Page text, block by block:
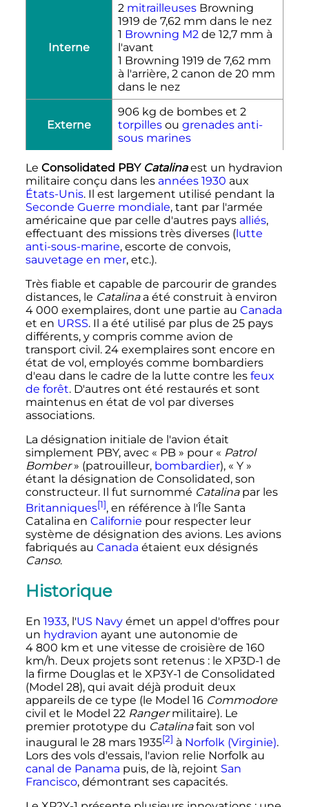
Interne
2 mitrailleuses Browning
1919 de 7,62 mm dans le nez
1 Browning M2 de 12,7 mm à
l'avant
1 Browning 1919 de 7,62 mm
à l'arrière, 2 canon de 20 mm
dans le nez
Externe
906 kg de bombes et 2
torpilles ou grenades anti-
sous marines
Le Consolidated PBY Catalinaest un hydravion
militaire conçu dans les années 1930 aux
États-Unis. Il est largement utilisé pendant la
Seconde Guerre mondiale, tant par l'armée
américaine que par celle d'autres pays alliés,
effectuant des missions très diverses (lutte
anti-sous-marine, escorte de convois,
sauvetage en mer, etc.).
Très fiable et capable de parcourir de grandes
distances, le Catalinaa été construit à environ
4 000 exemplaires, dont une partie au Canada
et en URSS. Il a été utilisé par plus de 25 pays
différents, y compris comme avion de
transport civil. 24 exemplairessont encore en
état de vol, employés comme bombardiers
d'eau dans le cadre de la lutte contre les feux
de forêt. D'autres ont été restaurés et sont
maintenus en état de vol par diverses
associations.
La désignation initiale de l'avion était
simplement PBY, avec « PB » pour « Patrol
Bomber » (patrouilleur, bombardier), « Y »
étant la désignation de Consolidated, son
constructeur. Il fut surnommé Catalinapar les
Britanniques[1], en référence à l'Île Santa
Catalina en Californie pour respecter leur
système de désignation des avions. Les avions
fabriqués au Canada étaient eux désignés
Canso.
Historique
En 1933, l'US Navyémet un appel d'offres pour
un hydravion ayant une autonomie de
4 800 km et une vitesse de croisière de 160
km/h. Deux projets sont retenus : le XP3D-1 de
la firme Douglas et le XP3Y-1 de Consolidated
(Model 28), qui avait déjà produit deux
appareils de ce type (le Model 16 Commodore
civil et le Model 22 Rangermilitaire). Le
premier prototype du Catalinafait son vol
inaugural le 28 mars 1935[2] à Norfolk (Virginie).
Lors des vols d'essais, l'avion relie Norfolk au
canal de Panama puis, de là, rejoint San
Francisco, démontrant ses capacités.